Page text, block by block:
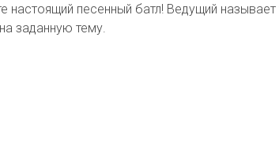
настоящий песенный батл! Ведущий
заданную тему.